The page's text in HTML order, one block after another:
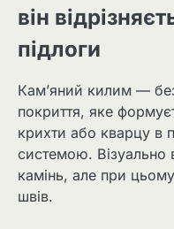
він
підлоги
Кам’яний килим —
покриття, яке
крихти або кварцу в
системою. Візуально
камінь, але при
швів.